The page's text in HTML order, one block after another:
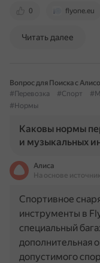
0 flyone.eu
Читать далее
Вопрос для Поиска с
#Перевозка
#Спорт
#Нормы
Каковы нормы
и музыкальных
Алиса
На основе
Спортивное
инструменты в
специальный
дополнительная
допустимого